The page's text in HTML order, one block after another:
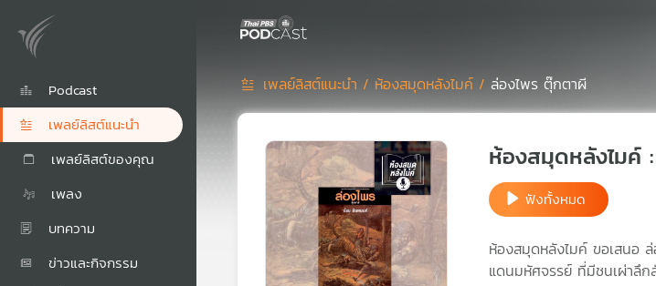
Podcast
เพลย์ลิสต์แนะนำ
เพลย์ลิสต์ของคุณ
เพลง
บทความ
ข่าวและกิจกรรม
เพลย์ลิสต์แนะนำ / ห้องสมุดหลังไมค์ /ล่องไพร ตุ๊กตาผี
ห้องสมุดหลังไมค์
ฟังทั้งหมด
ห้องสมุดหลังไมค์ ขอเสนอ
แดนมหัศจรรย์ ที่มีชนเผ่าลึ